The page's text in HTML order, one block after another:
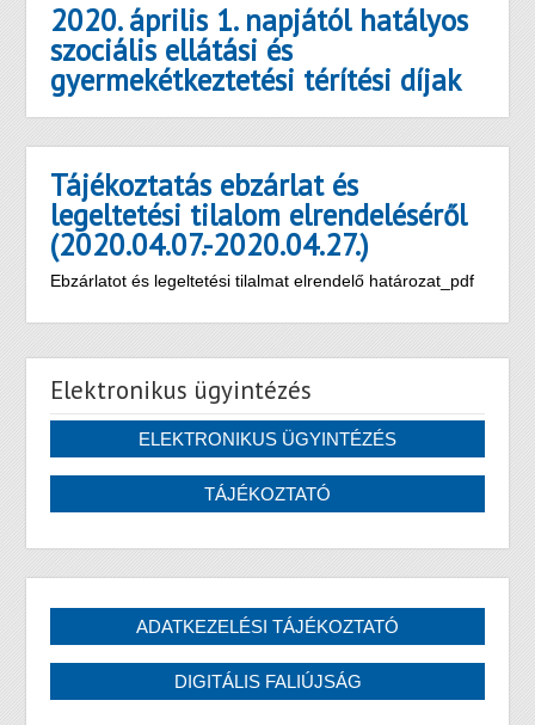
2020. április 1. napjától hatályos
szociális ellátási és
gyermekétkeztetési térítési díjak
Tájékoztatás ebzárlat és
legeltetési tilalom elrendeléséről
(2020.04.07.-2020.04.27.)
Ebzárlatot és legeltetési tilalmat elrendelő határozat_pdf
Elektronikus ügyintézés